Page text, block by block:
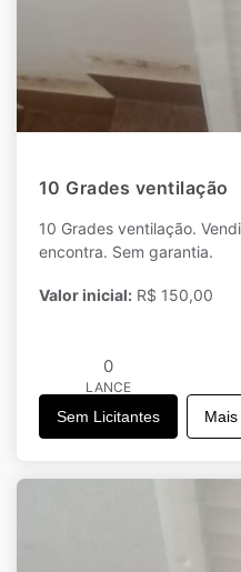
10 Grades ventilação
10 Grades ventilação.
encontra. Sem garantia.
Valor inicial: R$ 150,00
0
LANCE
Sem Licitantes